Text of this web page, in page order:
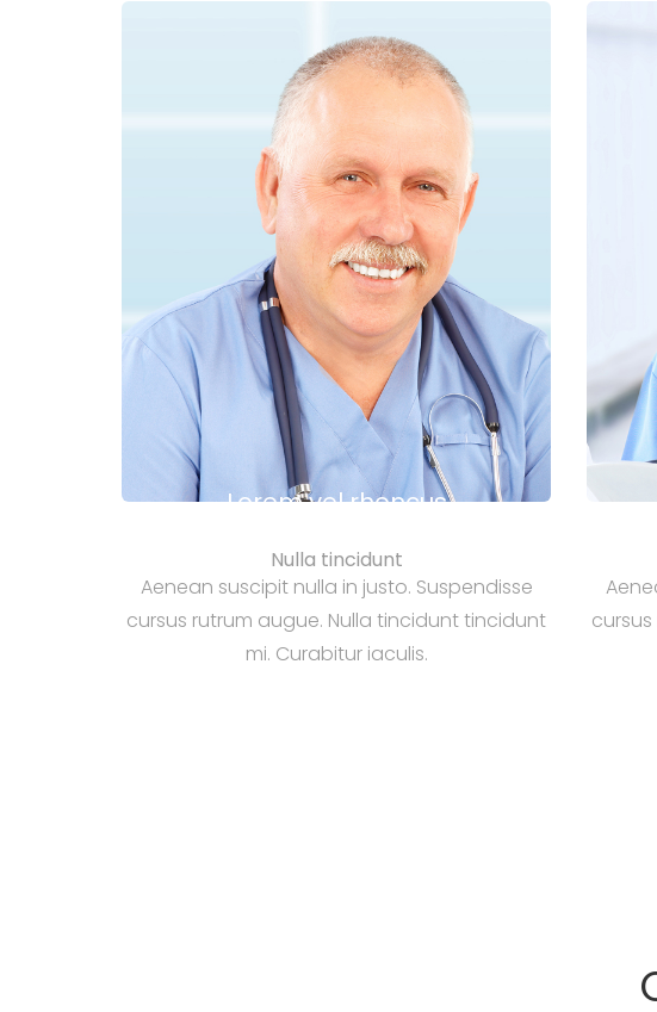
Lorem vel rhoncus
Nulla tincidunt
Aenean suscipit nulla in justo. Suspendisse
cursus rutrum augue. Nulla tincidunt tincidunt
mi. Curabitur iaculis.